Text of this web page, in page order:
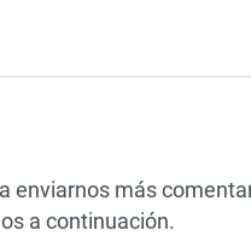
enviarnos más
a continuación.